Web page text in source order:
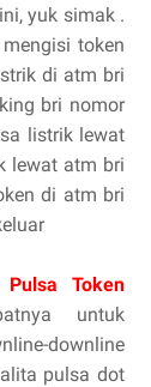
yuk simak .
token
di atm bri
bri nomor
listrik lewat
lewat atm bri
di atm bri
Token
untuk
downline
pulsa dot